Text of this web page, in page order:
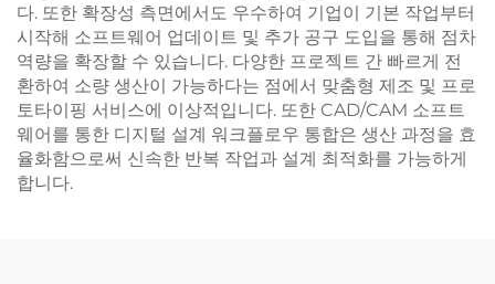
다. 또한 확장성 측면에서도 우수하여 기업이 기본 작업부터
시작해 소프트웨어 업데이트 및 추가 공구 도입을 통해 점차
역량을 확장할 수 있습니다. 다양한 프로젝트 간 빠르게 전
환하여 소량 생산이 가능하다는 점에서 맞춤형 제조 및 프로
토타이핑 서비스에 이상적입니다. 또한 CAD/CAM 소프트
웨어를 통한 디지털 설계 워크플로우 통합은 생산 과정을 효
율화함으로써 신속한 반복 작업과 설계 최적화를 가능하게
합니다.